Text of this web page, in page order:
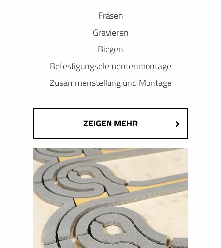
Fräsen
Gravieren
Biegen
Befestigungselementenmontage
Zusammenstellung und Montage
ZEIGEN MEHR